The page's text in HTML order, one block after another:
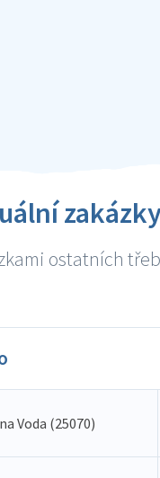
ostatních
Voda (25070)